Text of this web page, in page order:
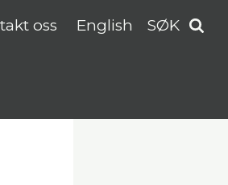
oss English SØK